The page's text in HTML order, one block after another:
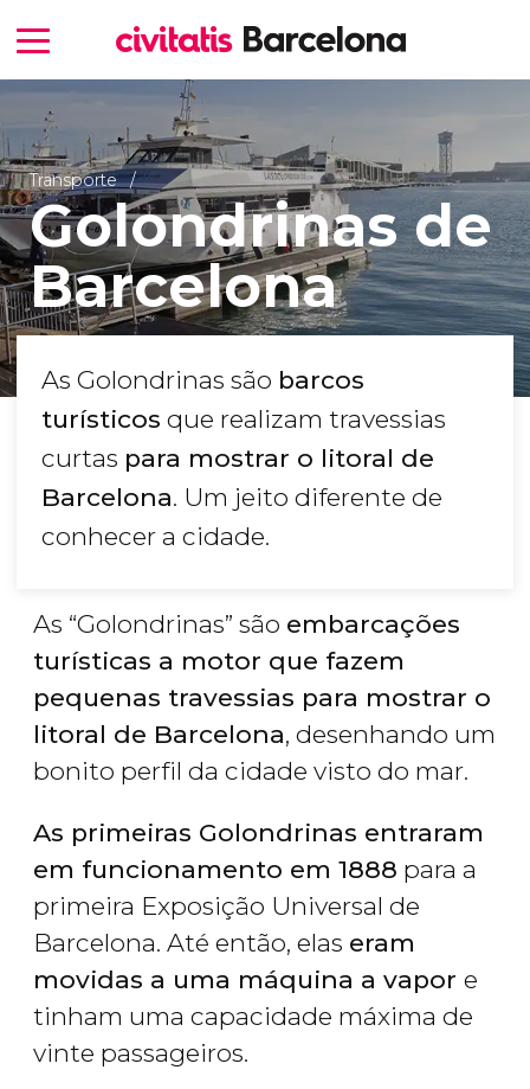
Transporte
Golondrinas de
Barcelona
As Golondrinas são barcos
turísticos que realizam travessias
curtas para mostrar o litoral de
Barcelona. Um jeito diferente de
conhecer a cidade.
As “Golondrinas” são embarcações
turísticas a motor que fazem
pequenas travessias para mostrar o
litoral de Barcelona, desenhando um
bonito perfil da cidade visto do mar.
As primeiras Golondrinas entraram
em funcionamento em 1888 para a
primeira Exposição Universal de
Barcelona. Até então, elas eram
movidas a uma máquina a vapor e
tinham uma capacidade máxima de
vinte passageiros.